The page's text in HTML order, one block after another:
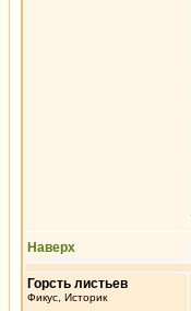
Наверх
Горсть листьев
Фикус, Историк